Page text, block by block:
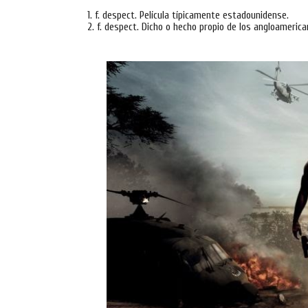
1. f. despect. Película típicamente estadounidense.
2. f. despect. Dicho o hecho propio de los